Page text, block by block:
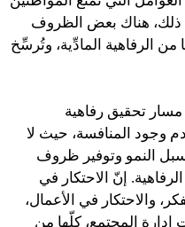
ذلك، هناك بعض الظروف
الرفاهية المادِّية، وتُرسِّخ
تحقيق رفاهية
وجود المنافسة، حيث لا
سبل النمو وتوفير ظروف
إنّ الاحتكار في
والاحتكار في الأعمال،
إدارة المجتمع، كلّها من